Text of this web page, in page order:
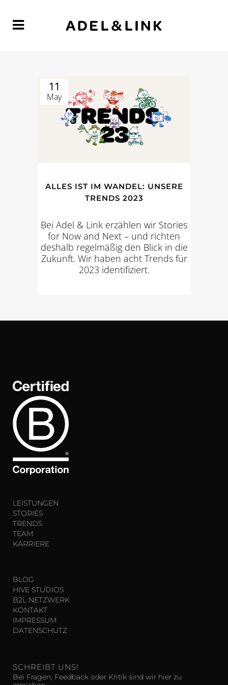
11
May
ALLES IST IM WANDEL: UNSERE
TRENDS 2023
Bei Adel & Link erzählen wir Stories
for Now and Next – und richten
deshalb regelmäßig den Blick in die
Zukunft. Wir haben acht Trends für
2023 identifiziert.
LEISTUNGEN
STORIES
TRENDS
TEAM
KARRIERE
BLOG
HIVE STUDIOS
B2L NETZWERK
KONTAKT
IMPRESSUM
DATENSCHUTZ
SCHREIBT UNS!
Bei Fragen, Feedback oder Kritik sind wir hier zu